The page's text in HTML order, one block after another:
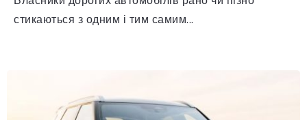
стикаються з одним і тим самим...